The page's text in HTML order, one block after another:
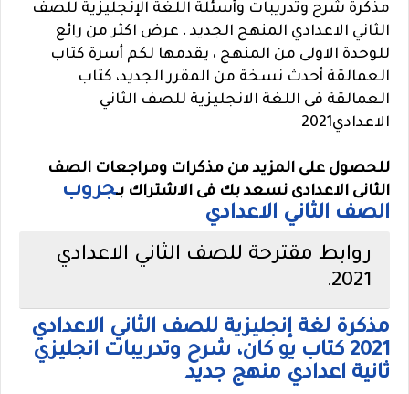
مذكرة شرح وتدريبات وأسئلة اللغة الإنجليزية للصف
الثاني الاعدادي المنهج الجديد ، عرض اكثر من رائع
للوحدة الاولى من المنهج ، يقدمها لكم أسرة كتاب
العمالقة أحدث نسخة من المقرر الجديد، كتاب
العمالقة فى اللغة الانجليزية للصف الثاني
الاعدادي2021
للحصول على المزيد من مذكرات ومراجعات الصف
الثانى الاعدادى نسعد بك فى الاشتراك بـجروب
الصف الثاني الاعدادي
روابط مقترحة للصف الثاني الاعدادي
2021
.
مذكرة لغة إنجليزية للصف الثاني الاعدادي
2021 كتاب يو كان، شرح وتدريبات انجليزي
ثانية اعدادي منهج جديد